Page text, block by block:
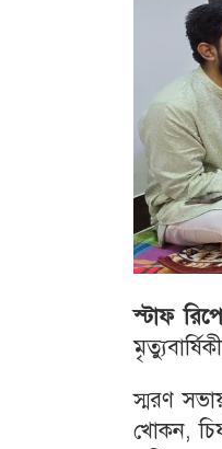
স্টাফ
স্মরণ
খোকন,